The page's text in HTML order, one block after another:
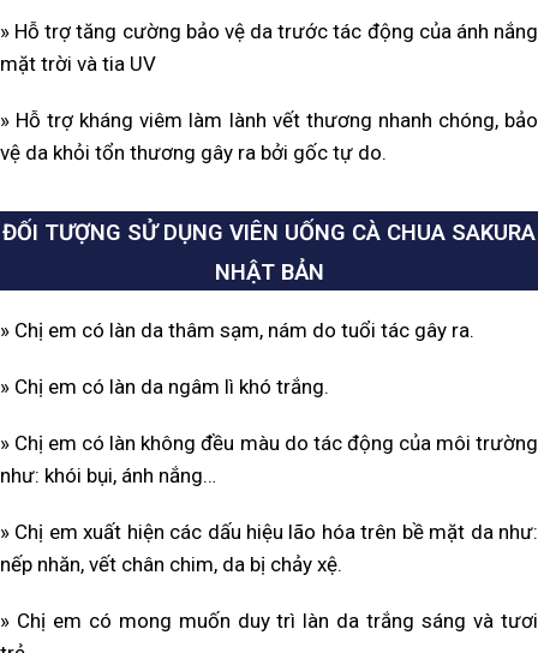
» Hỗ trợ tăng cường bảo vệ da trước tác động của ánh nắng
mặt trời và tia UV
» Hỗ trợ kháng viêm làm lành vết thương nhanh chóng, bảo
vệ da khỏi tổn thương gây ra bởi gốc tự do.
ĐỐI TƯỢNG SỬ DỤNG VIÊN UỐNG CÀ CHUA SAKURA
NHẬT BẢN
» Chị em có làn da thâm sạm, nám do tuổi tác gây ra.
» Chị em có làn da ngâm lì khó trắng.
» Chị em có làn không đều màu do tác động của môi trường
như: khói bụi, ánh nắng…
» Chị em xuất hiện các dấu hiệu lão hóa trên bề mặt da như:
nếp nhăn, vết chân chim, da bị chảy xệ.
» Chị em có mong muốn duy trì làn da trắng sáng và tươi